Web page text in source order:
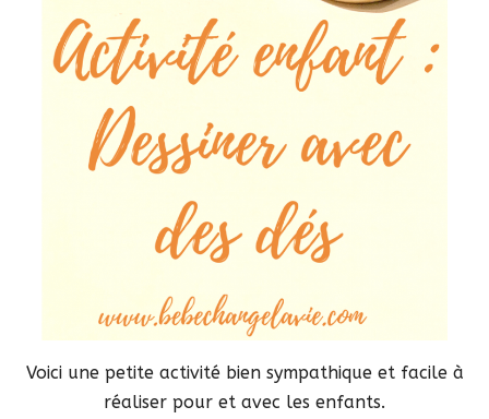
Voici une petite activité bien sympathique et facile à
réaliser pour et avec les enfants.